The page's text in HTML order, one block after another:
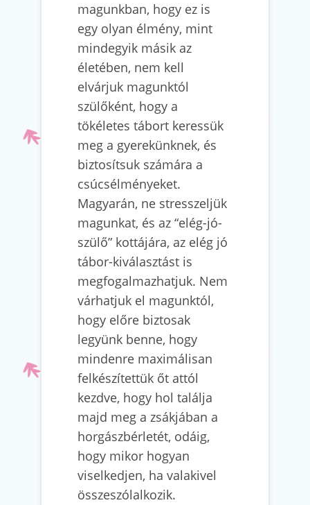
magunkban, hogy ez is
egy olyan élmény, mint
mindegyik másik az
életében, nem kell
elvárjuk magunktól
szülőként, hogy a
tökéletes tábort keressük
meg a gyerekünknek, és
biztosítsuk számára a
csúcsélményeket.
Magyarán, ne stresszeljük
magunkat, és az “elég-jó-
szülő” kottájára, az elég jó
tábor-kiválasztást is
megfogalmazhatjuk. Nem
várhatjuk el magunktól,
hogy előre biztosak
legyünk benne, hogy
mindenre maximálisan
felkészítettük őt attól
kezdve, hogy hol találja
majd meg a zsákjában a
horgászbérletét, odáig,
hogy mikor hogyan
viselkedjen, ha valakivel
összeszólalkozik.